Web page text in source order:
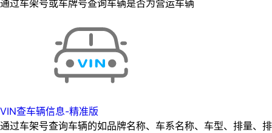
通过车架号或车牌号查询车辆是否为营运车辆
VIN查车辆信息-精准版
通过车架号查询车辆的如品牌名称、车系名称、车型、排量、排